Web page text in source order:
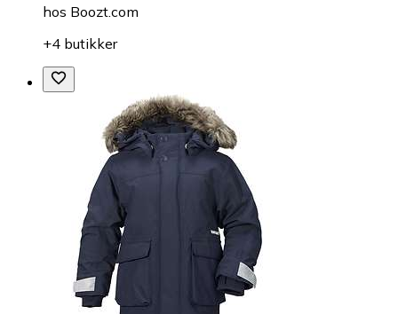
hos Boozt.com
+4 butikker